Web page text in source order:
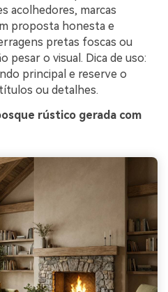
acolhedores, marcas
proposta honesta e
pretas foscas ou
pesar o visual. Dica de uso:
principal e reserve o
ou detalhes.
rústico gerada com